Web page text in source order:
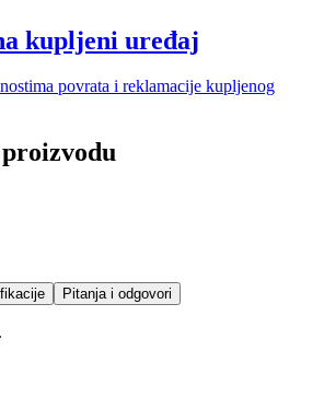
kupljeni uređaj
povrata i reklamacije kupljenog
Pitanja i odgovori